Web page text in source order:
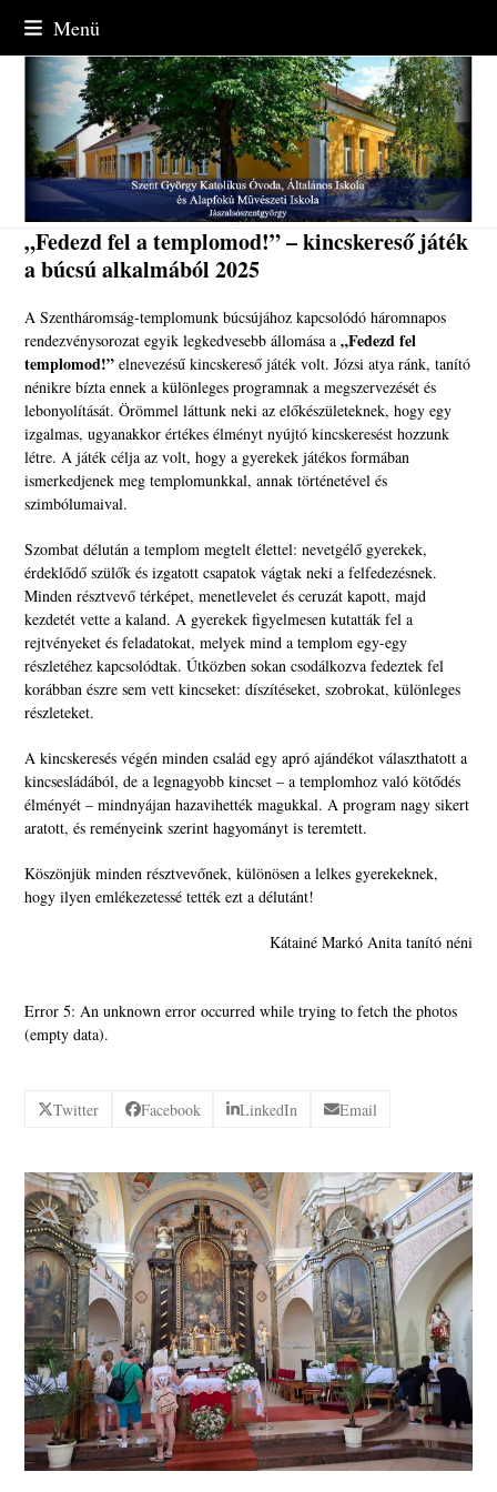
content
Menü
„Fedezd fel a templomod!” – kincskereső játék
a búcsú alkalmából 2025
A Szentháromság-templomunk búcsújához kapcsolódó háromnapos
rendezvénysorozat egyik legkedvesebb állomása a„Fedezd fel
templomod!” elnevezésű kincskereső játék volt. Józsi atya ránk, tanító
nénikre bízta ennek a különleges programnak a megszervezését és
lebonyolítását. Örömmel láttunk neki az előkészületeknek, hogy egy
izgalmas, ugyanakkor értékes élményt nyújtó kincskeresést hozzunk
létre. A játék célja az volt, hogy a gyerekek játékos formában
ismerkedjenek meg templomunkkal, annak történetével és
szimbólumaival.
Szombat délután a templom megtelt élettel: nevetgélő gyerekek,
érdeklődő szülők és izgatott csapatok vágtak neki a felfedezésnek.
Minden résztvevő térképet, menetlevelet és ceruzát kapott, majd
kezdetét vette a kaland. A gyerekek figyelmesen kutatták fel a
rejtvényeket és feladatokat, melyek mind a templom egy-egy
részletéhez kapcsolódtak. Útközben sokan csodálkozva fedeztek fel
korábban észre sem vett kincseket: díszítéseket, szobrokat, különleges
részleteket.
A kincskeresés végén minden család egy apró ajándékot választhatott a
kincsesládából, de a legnagyobb kincset – a templomhoz való kötődés
élményét – mindnyájan hazavihették magukkal. A program nagy sikert
aratott, és reményeink szerint hagyományt is teremtett.
Köszönjük minden résztvevőnek, különösen a lelkes gyerekeknek,
hogy ilyen emlékezetessé tették ezt a délutánt!
Kátainé Markó Anita tanító néni
Error 5: An unknown error occurred while trying to fetch the photos
(empty data).
Twitter Facebook LinkedIn Email